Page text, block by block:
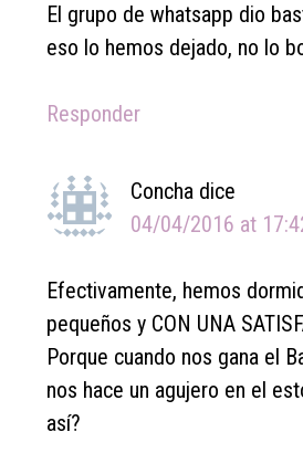
El grupo de whatsapp dio
eso lo hemos dejado, no lo
Responder
Concha dice
04/04/2016 at
Efectivamente, hemos
pequeños y CON UNA
Porque cuando nos gana el
nos hace un agujero en el
así?